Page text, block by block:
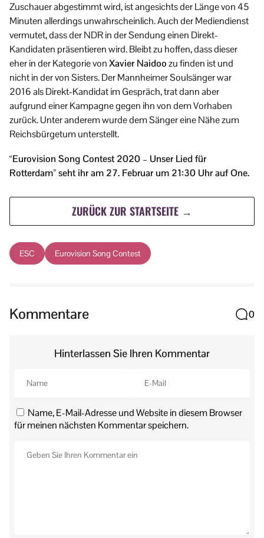
Zuschauer abgestimmt wird, ist angesichts der Länge von 45
Minuten allerdings unwahrscheinlich. Auch der Mediendienst
vermutet, dass der NDR in der Sendung einen Direkt-
Kandidaten präsentieren wird. Bleibt zu hoffen, dass dieser
eher in der Kategorie vonXavier Naidoozu finden ist und
nicht in der von Sisters. Der Mannheimer Soulsänger war
2016 als Direkt-Kandidat im Gespräch, trat dann aber
aufgrund einer Kampagne gegen ihn von dem Vorhaben
zurück. Unter anderem wurde dem Sänger eine Nähe zum
Reichsbürgetum unterstellt.
“Eurovision Song Contest 2020 – Unser Lied für
Rotterdam” seht ihr am 27. Februar um 21:30 Uhr auf One.
ZURÜCK ZUR STARTSEITE →
ESC Eurovision Song Contest
Kommentare 0
Hinterlassen Sie Ihren Kommentar
Name, E-Mail-Adresse und Website in diesem Browser
für meinen nächsten Kommentar speichern.